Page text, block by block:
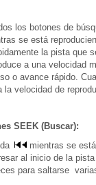
los botones de
se está
la pista que
a una velocidad
o avance rápido.
velocidad de
SEEK (Buscar):
mientras se
al inicio de la
para saltarse